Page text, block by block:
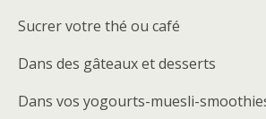
Sucrer votre thé ou café
Dans des gâteaux et desserts
Dans vos yogourts-muesli-